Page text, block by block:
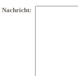
Nachricht: